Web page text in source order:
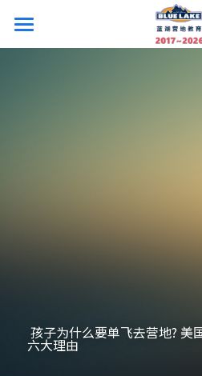
26夏令营首页
西安游学营
冰岛芬兰研学冬令营
登录
六大理由
商品分类